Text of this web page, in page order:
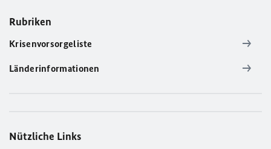
Rubriken
Krisenvorsorgeliste
Länderinformationen
Nützliche Links